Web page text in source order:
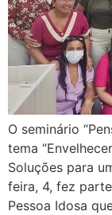
O seminário
tema
Soluções para
feira, 4, fez
Pessoa Idosa